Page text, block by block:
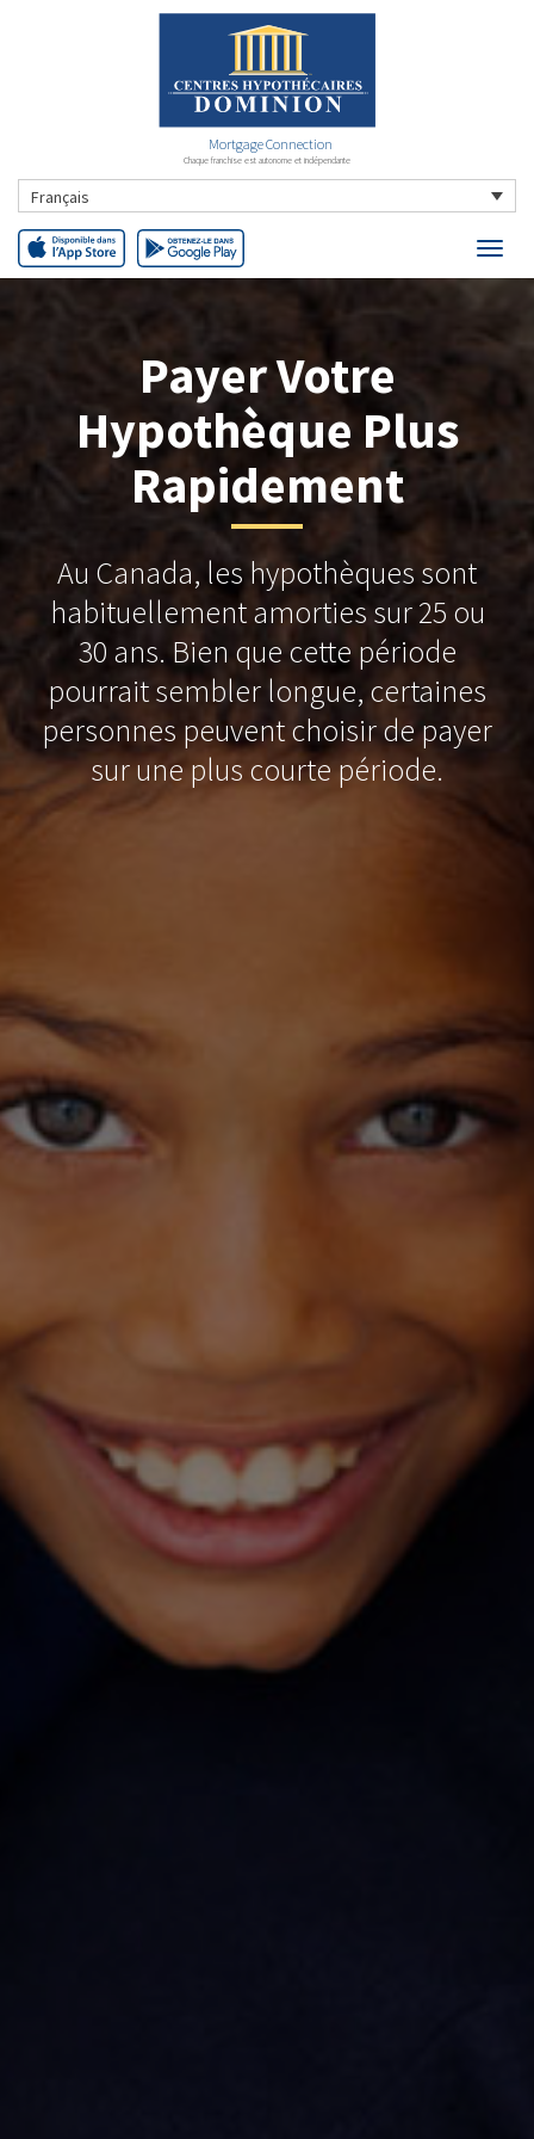
Mortgage Connection
Chaque franchise est autonome et indépendante
Français
Payer Votre
Hypothèque Plus
Rapidement
Au Canada, les hypothèques sont
habituellement amorties sur 25 ou
30 ans. Bien que cette période
pourrait sembler longue, certaines
personnes peuvent choisir de payer
sur une plus courte période.